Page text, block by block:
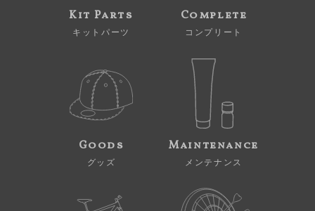
Kit Parts
キットパーツ
Complete
コンプリート
Goods
グッズ
Maintenance
メンテナンス